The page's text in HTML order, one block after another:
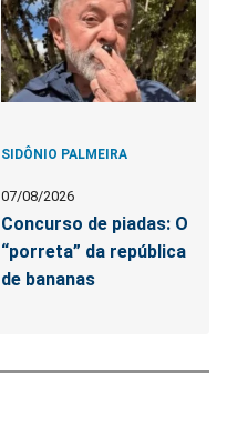
SIDÔNIO PALMEIRA
07/08/2026
Concurso de piadas: O
“porreta” da república
de bananas